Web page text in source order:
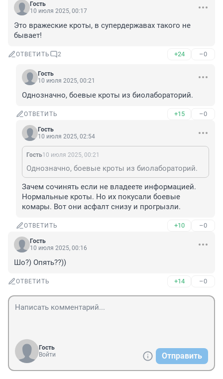
Гость
10 июля 2025, 00:17
Это вражеские кроты, в супердержавах такого не
бывает!
ОТВЕТИТЬ 2 +24 –0
Гость
10 июля 2025, 00:21
Однозначно, боевые кроты из биолабораторий.
ОТВЕТИТЬ +15 –0
Гость
10 июля 2025, 02:54
Гость10 июля 2025, 00:21
Однозначно, боевые кроты из биолабораторий.
Зачем сочинять если не владеете информацией.
Нормальные кроты. Но их покусали боевые
комары. Вот они асфалт снизу и прогрызли.
ОТВЕТИТЬ +10 –0
Гость
10 июля 2025, 00:16
Шо?) Опять??))
ОТВЕТИТЬ +14 –0
Гость
Войти
Отправить